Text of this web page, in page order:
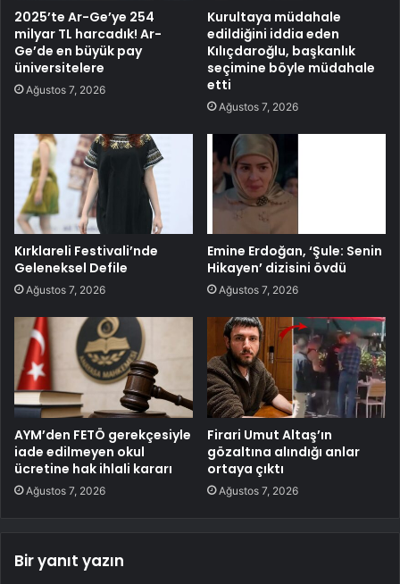
2025’te Ar-Ge’ye 254
milyar TL harcadık! Ar-
Ge’de en büyük pay
üniversitelere
Ağustos 7, 2026
Kurultaya müdahale
edildiğini iddia eden
Kılıçdaroğlu, başkanlık
seçimine böyle müdahale
etti
Ağustos 7, 2026
Kırklareli Festivali’nde
Geleneksel Defile
Ağustos 7, 2026
Emine Erdoğan, ‘Şule: Senin
Hikayen’ dizisini övdü
Ağustos 7, 2026
AYM’den FETÖ gerekçesiyle
iade edilmeyen okul
ücretine hak ihlali kararı
Ağustos 7, 2026
Firari Umut Altaş’ın
gözaltına alındığı anlar
ortaya çıktı
Ağustos 7, 2026
Bir yanıt yazın